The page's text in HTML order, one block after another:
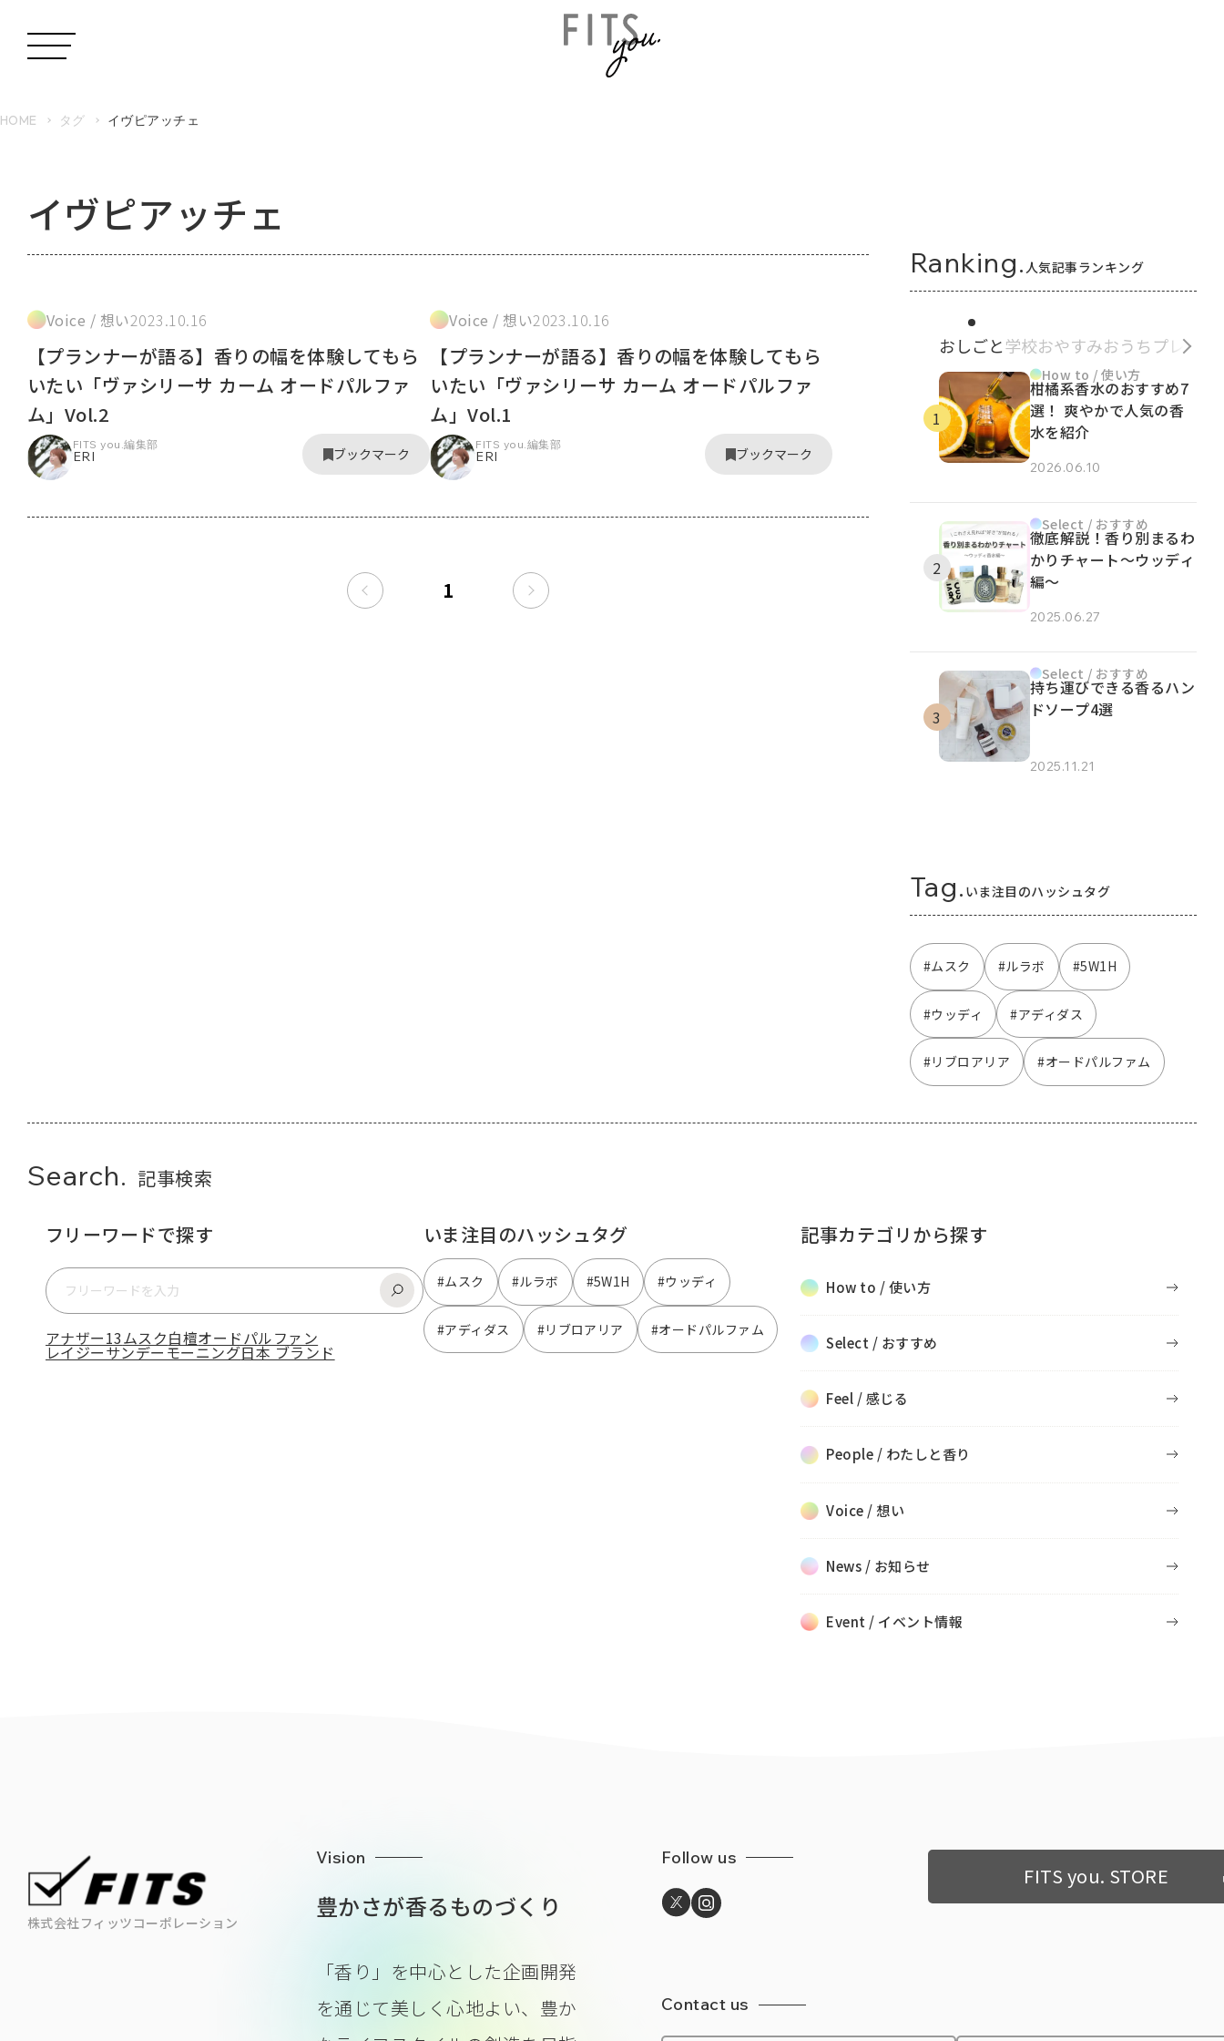
HOME タグ イヴピアッチェ
イヴピアッチェ
Voice / 想い2023.10.16
【プランナーが語る】香りの幅を体験してもら
いたい「ヴァシリーサ カーム オードパルファ
ム」Vol.2
FITS you.編集部
ERI ブックマーク
Voice / 想い2023.10.16
【プランナーが語る】香りの幅を体験してもら
いたい「ヴァシリーサ カーム オードパルファ
ム」Vol.1
FITS you.編集部
ERI ブックマーク
1
Ranking. 人気記事ランキング
おしごと学校おやすみおうち プレゼン
How to / 使い方
柑橘系香水のおすすめ7
選！ 爽やかで人気の香
水を紹介
2026.06.10
Select / おすすめ
徹底解説！香り別まるわ
かりチャート～ウッディ
編～
2025.06.27
Select / おすすめ
持ち運びできる香るハン
ドソープ4選
2025.11.21
Tag. いま注目のハッシュタグ
#ムスク #ルラボ #5W1H
#ウッディ #アディダス
#リブロアリア #オードパルファム
Search. 記事検索
フリーワードで探す
アナザー13ムスク白檀オードパルファン
レイジーサンデーモーニング日本 ブランド
いま注目のハッシュタグ
#ムスク #ルラボ #5W1H #ウッディ
#アディダス #リブロアリア #オードパルファム
記事カテゴリから探す
How to / 使い方
Select / おすすめ
Feel / 感じる
People / わたしと香り
Voice / 想い
News / お知らせ
Event / イベント情報
株式会社フィッツコーポレーション
Vision
豊かさが香るものづくり
「香り」を中心とした企画開発
を通じて美しく心地よい、豊か
Follow us
FITS you. STORE
Contact us